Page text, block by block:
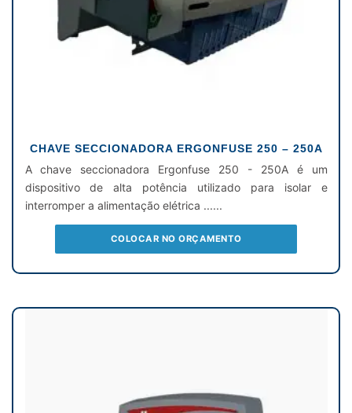
CHAVE SECCIONADORA ERGONFUSE 250 – 250A
A chave seccionadora Ergonfuse 250 - 250A é um
dispositivo de alta potência utilizado para isolar e
interromper a alimentação elétrica ......
COLOCAR NO ORÇAMENTO